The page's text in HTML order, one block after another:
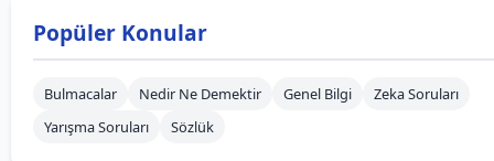
Popüler Konular
Bulmacalar Nedir Ne Demektir Genel Bilgi
Zeka Soruları
Yarışma Soruları
Sözlük